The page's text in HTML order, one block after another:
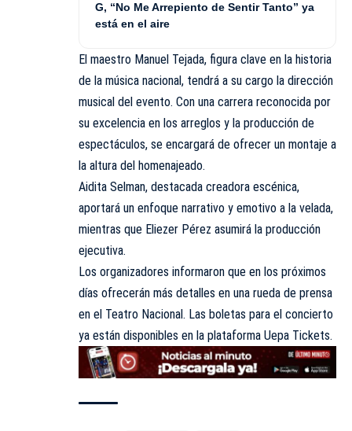
G, “No Me Arrepiento de Sentir Tanto” ya
está en el aire
El maestro Manuel Tejada, figura clave en la historia
de la música nacional, tendrá a su cargo la dirección
musical del evento. Con una carrera reconocida por
su excelencia en los arreglos y la producción de
espectáculos, se encargará de ofrecer un montaje a
la altura del homenajeado.
Aidita Selman, destacada creadora escénica,
aportará un enfoque narrativo y emotivo a la velada,
mientras que Eliezer Pérez asumirá la producción
ejecutiva.
Los organizadores informaron que en los próximos
días ofrecerán más detalles en una rueda de prensa
en el Teatro Nacional. Las boletas para el concierto
ya están disponibles en la plataforma Uepa Tickets.